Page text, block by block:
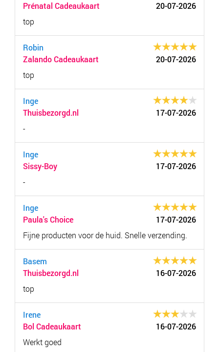
Prénatal Cadeaukaart
20-07-2026
top
Robin
Zalando Cadeaukaart
20-07-2026
top
Inge
Thuisbezorgd.nl
17-07-2026
-
Inge
Sissy-Boy
17-07-2026
-
Inge
Paula's Choice
17-07-2026
Fijne producten voor de huid. Snelle verzending.
Basem
Thuisbezorgd.nl
16-07-2026
top
Irene
Bol Cadeaukaart
16-07-2026
Werkt goed